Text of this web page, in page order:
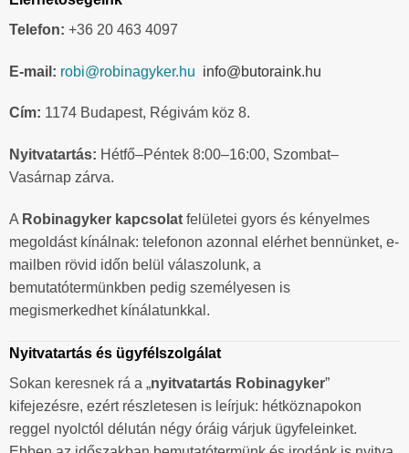
Telefon: +36 20 463 4097
E-mail: robi@robinagyker.hu info@butoraink.hu
Cím: 1174 Budapest, Régivám köz 8.
Nyitvatartás: Hétfő–Péntek 8:00–16:00, Szombat–
Vasárnap zárva.
A Robinagyker kapcsolat felületei gyors és kényelmes
megoldást kínálnak: telefonon azonnal elérhet bennünket, e-
mailben rövid időn belül válaszolunk, a
bemutatótermünkben pedig személyesen is
megismerkedhet kínálatunkkal.
Nyitvatartás és ügyfélszolgálat
Sokan keresnek rá a „nyitvatartás Robinagyker”
kifejezésre, ezért részletesen is leírjuk: hétköznapokon
reggel nyolctól délután négy óráig várjuk ügyfeleinket.